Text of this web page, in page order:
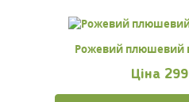
Рожевий плюшевий
Ціна